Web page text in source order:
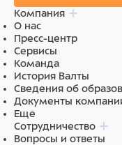
Компания
О нас
Пресс-центр
Сервисы
Команда
История Валты
Сведения об
Документы
Еще
Сотрудничество
Вопросы и ответы